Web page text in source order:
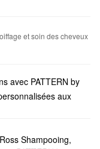
et soin des cheveux
avec PATTERN by
aux
by Tracee
Shampooing,